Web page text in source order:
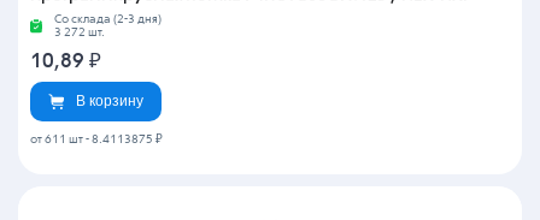
Со склада (2-3 дня)
3 272 шт.
10,89 ₽
В корзину
от 611 шт - 8.4113875 ₽